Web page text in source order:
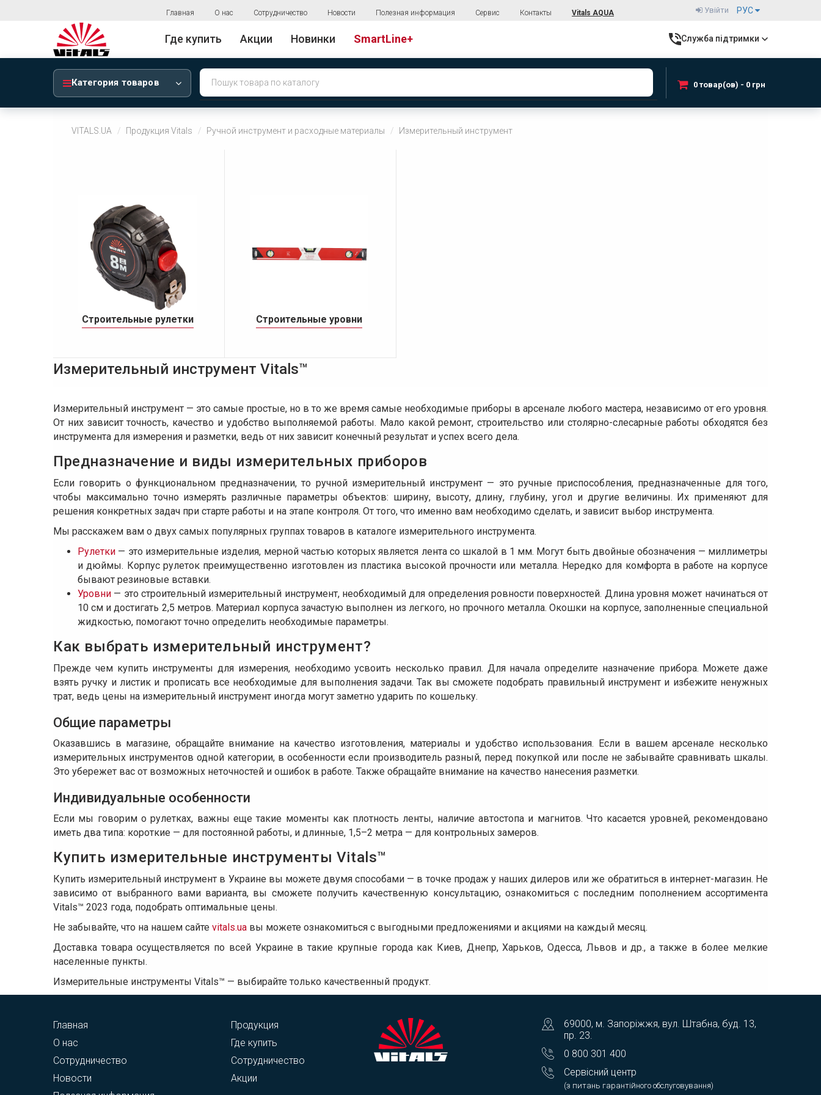
Главная О нас Сотрудничество Новости Полезная информация Сервис Контакты Vitals AQUA РУС
Увійти
Где купить Акции Новинки SmartLine+ Служба підтримки
Категория товаров 0 товар(ов) - 0 грн
VITALS.UA Продукция Vitals Ручной инструмент и расходные материалы Измерительный инструмент
Строительные рулетки Строительные уровни
Измерительный инструмент Vitals™
Измерительный инструмент — это самые простые, но в то же время самые необходимые приборы в арсенале любого мастера, независимо от его уровня.
От них зависит точность, качество и удобство выполняемой работы. Мало какой ремонт, строительство или столярно-слесарные работы обходятся без
инструмента для измерения и разметки, ведь от них зависит конечный результат и успех всего дела.
Предназначение и виды измерительных приборов
Если говорить о функциональном предназначении, то ручной измерительный инструмент — это ручные приспособления, предназначенные для того,
чтобы максимально точно измерять различные параметры объектов: ширину, высоту, длину, глубину, угол и другие величины. Их применяют для
решения конкретных задач при старте работы и на этапе контроля. От того, что именно вам необходимо сделать, и зависит выбор инструмента.
Мы расскажем вам о двух самых популярных группах товаров в каталоге измерительного инструмента.
Рулетки — это измерительные изделия, мерной частью которых является лента со шкалой в 1 мм. Могут быть двойные обозначения — миллиметры
и дюймы. Корпус рулеток преимущественно изготовлен из пластика высокой прочности или металла. Нередко для комфорта в работе на корпусе
бывают резиновые вставки.
Уровни — это строительный измерительный инструмент, необходимый для определения ровности поверхностей. Длина уровня может начинаться от
10 см и достигать 2,5 метров. Материал корпуса зачастую выполнен из легкого, но прочного металла. Окошки на корпусе, заполненные специальной
жидкостью, помогают точно определить необходимые параметры.
Как выбрать измерительный инструмент?
Прежде чем купить инструменты для измерения, необходимо усвоить несколько правил. Для начала определите назначение прибора. Можете даже
взять ручку и листик и прописать все необходимые для выполнения задачи. Так вы сможете подобрать правильный инструмент и избежите ненужных
трат, ведь цены на измерительный инструмент иногда могут заметно ударить по кошельку.
Общие параметры
Оказавшись в магазине, обращайте внимание на качество изготовления, материалы и удобство использования. Если в вашем арсенале несколько
измерительных инструментов одной категории, в особенности если производитель разный, перед покупкой или после не забывайте сравнивать шкалы.
Это убережет вас от возможных неточностей и ошибок в работе. Также обращайте внимание на качество нанесения разметки.
Индивидуальные особенности
Если мы говорим о рулетках, важны еще такие моменты как плотность ленты, наличие автостопа и магнитов. Что касается уровней, рекомендовано
иметь два типа: короткие — для постоянной работы, и длинные, 1,5–2 метра — для контрольных замеров.
Купить измерительные инструменты Vitals™
Купить измерительный инструмент в Украине вы можете двумя способами — в точке продаж у наших дилеров или же обратиться в интернет-магазин. Не
зависимо от выбранного вами варианта, вы сможете получить качественную консультацию, ознакомиться с последним пополнением ассортимента
Vitals™ 2023 года, подобрать оптимальные цены.
Не забывайте, что на нашем сайте vitals.ua вы можете ознакомиться с выгодными предложениями и акциями на каждый месяц.
Доставка товара осуществляется по всей Украине в такие крупные города как Киев, Днепр, Харьков, Одесса, Львов и др., а также в более мелкие
населенные пункты.
Измерительные инструменты Vitals™ — выбирайте только качественный продукт.
Главная
О нас
Сотрудничество
Новости
Продукция
Где купить
Сотрудничество
Акции
69000, м. Запоріжжя, вул. Штабна, буд. 13,
пр. 23.
0 800 301 400
Сервісний центр
(з питань гарантійного обслуговування)